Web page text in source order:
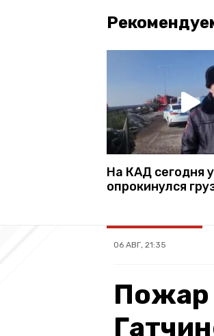
На КАД сегодня
опрокинулся
06 АВГ, 21:35
Пожар